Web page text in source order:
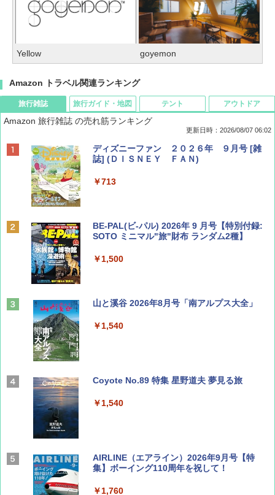
Yellow goyemon
Amazon トラベル関連ランキング
旅行雑誌
Amazon 旅行雑誌 の売れ筋ランキング
更新日時：2026/08/07 06:02
ディズニーファン ２０２６年 ９月号 [雑
誌] (ＤＩＳＮＥＹ ＦＡＮ)
￥713
BE-PAL(ビ-パル) 2026年 9 月号【特別付録:
SOTO ミニマル"旅"財布 ランダム2種】
￥1,500
山と溪谷 2026年8月号「南アルプス大全」
￥1,540
Coyote No.89 特集 星野道夫 夢見る旅
￥1,540
AIRLINE（エアライン）2026年9月号【特
集】ボーイング110周年を祝して！
￥1,760
旅行ガイド・地図 テント アウトドア